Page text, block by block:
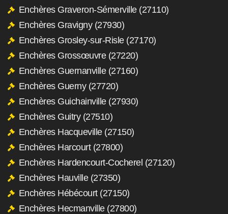
Enchères Graveron-Sémerville (27110)
Enchères Gravigny (27930)
Enchères Grosley-sur-Risle (27170)
Enchères Grossœuvre (27220)
Enchères Guernanville (27160)
Enchères Guerny (27720)
Enchères Guichainville (27930)
Enchères Guitry (27510)
Enchères Hacqueville (27150)
Enchères Harcourt (27800)
Enchères Hardencourt-Cocherel (27120)
Enchères Hauville (27350)
Enchères Hébécourt (27150)
Enchères Hecmanville (27800)